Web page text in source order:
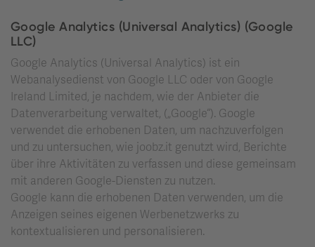
Google Analytics (Universal Analytics) (Google
LLC)
Google Analytics (Universal Analytics) ist ein
Webanalysedienst von Google LLC oder von Google
Ireland Limited, je nachdem, wie der Anbieter die
Datenverarbeitung verwaltet, („Google“). Google
verwendet die erhobenen Daten, um nachzuverfolgen
und zu untersuchen, wie joobz.it genutzt wird, Berichte
über ihre Aktivitäten zu verfassen und diese gemeinsam
mit anderen Google-Diensten zu nutzen.
Google kann die erhobenen Daten verwenden, um die
Anzeigen seines eigenen Werbenetzwerks zu
kontextualisieren und personalisieren.